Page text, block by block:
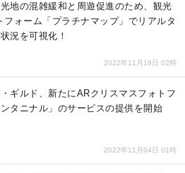
地の混雑緩和と周遊促進のため、観光
フォーム「プラチナマップ」でリアルタ
況を可視化！
2022年11月18日 02時
ギルド、新たにARクリスマスフォトフ
タニナル」のサービスの提供を開始
2022年11月04日 01時